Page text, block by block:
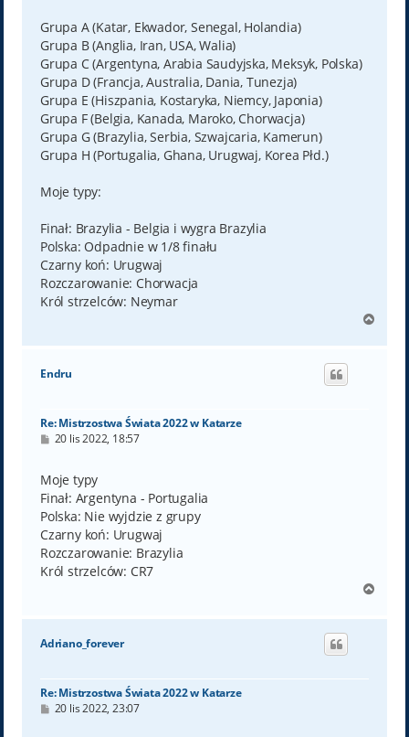
Grupa A (Katar, Ekwador, Senegal, Holandia)
Grupa B (Anglia, Iran, USA, Walia)
Grupa C (Argentyna, Arabia Saudyjska, Meksyk, Polska)
Grupa D (Francja, Australia, Dania, Tunezja)
Grupa E (Hiszpania, Kostaryka, Niemcy, Japonia)
Grupa F (Belgia, Kanada, Maroko, Chorwacja)
Grupa G (Brazylia, Serbia, Szwajcaria, Kamerun)
Grupa H (Portugalia, Ghana, Urugwaj, Korea Płd.)
Moje typy:
Finał: Brazylia - Belgia i wygra Brazylia
Polska: Odpadnie w 1/8 finału
Czarny koń: Urugwaj
Rozczarowanie: Chorwacja
Król strzelców: Neymar
g
Endru
Re: Mistrzostwa Świata 2022 w Katarze
P
t
20 lis 2022, 18:57
Moje typy
Finał: Argentyna - Portugalia
Polska: Nie wyjdzie z grupy
Czarny koń: Urugwaj
Rozczarowanie: Brazylia
Król strzelców: CR7
g
Adriano_forever
Re: Mistrzostwa Świata 2022 w Katarze
P20 lis 2022, 23:07